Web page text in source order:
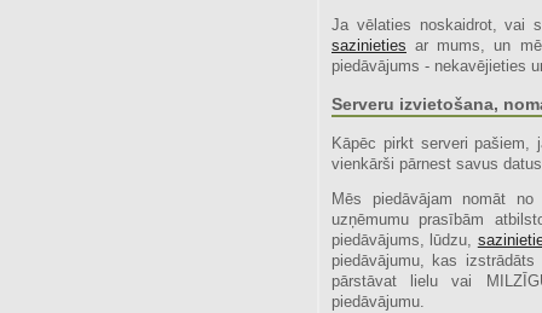
Ja vēlaties noskaidrot, vai
sazinieties ar mums, un
piedāvājums - nekavējieties
Serveru izvietošana,
Kāpēc pirkt serveri pašiem,
vienkārši pārnest savus
Mēs piedāvājam nomāt
uzņēmumu prasībām
piedāvājums, lūdzu,
piedāvājumu, kas
pārstāvat lielu vai
piedāvājumu.